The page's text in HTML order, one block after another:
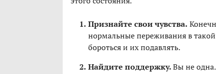
Признайте свои чувства.
нормальные переживания в такой
бороться и их подавлять.
Найдите поддержку.Вы не